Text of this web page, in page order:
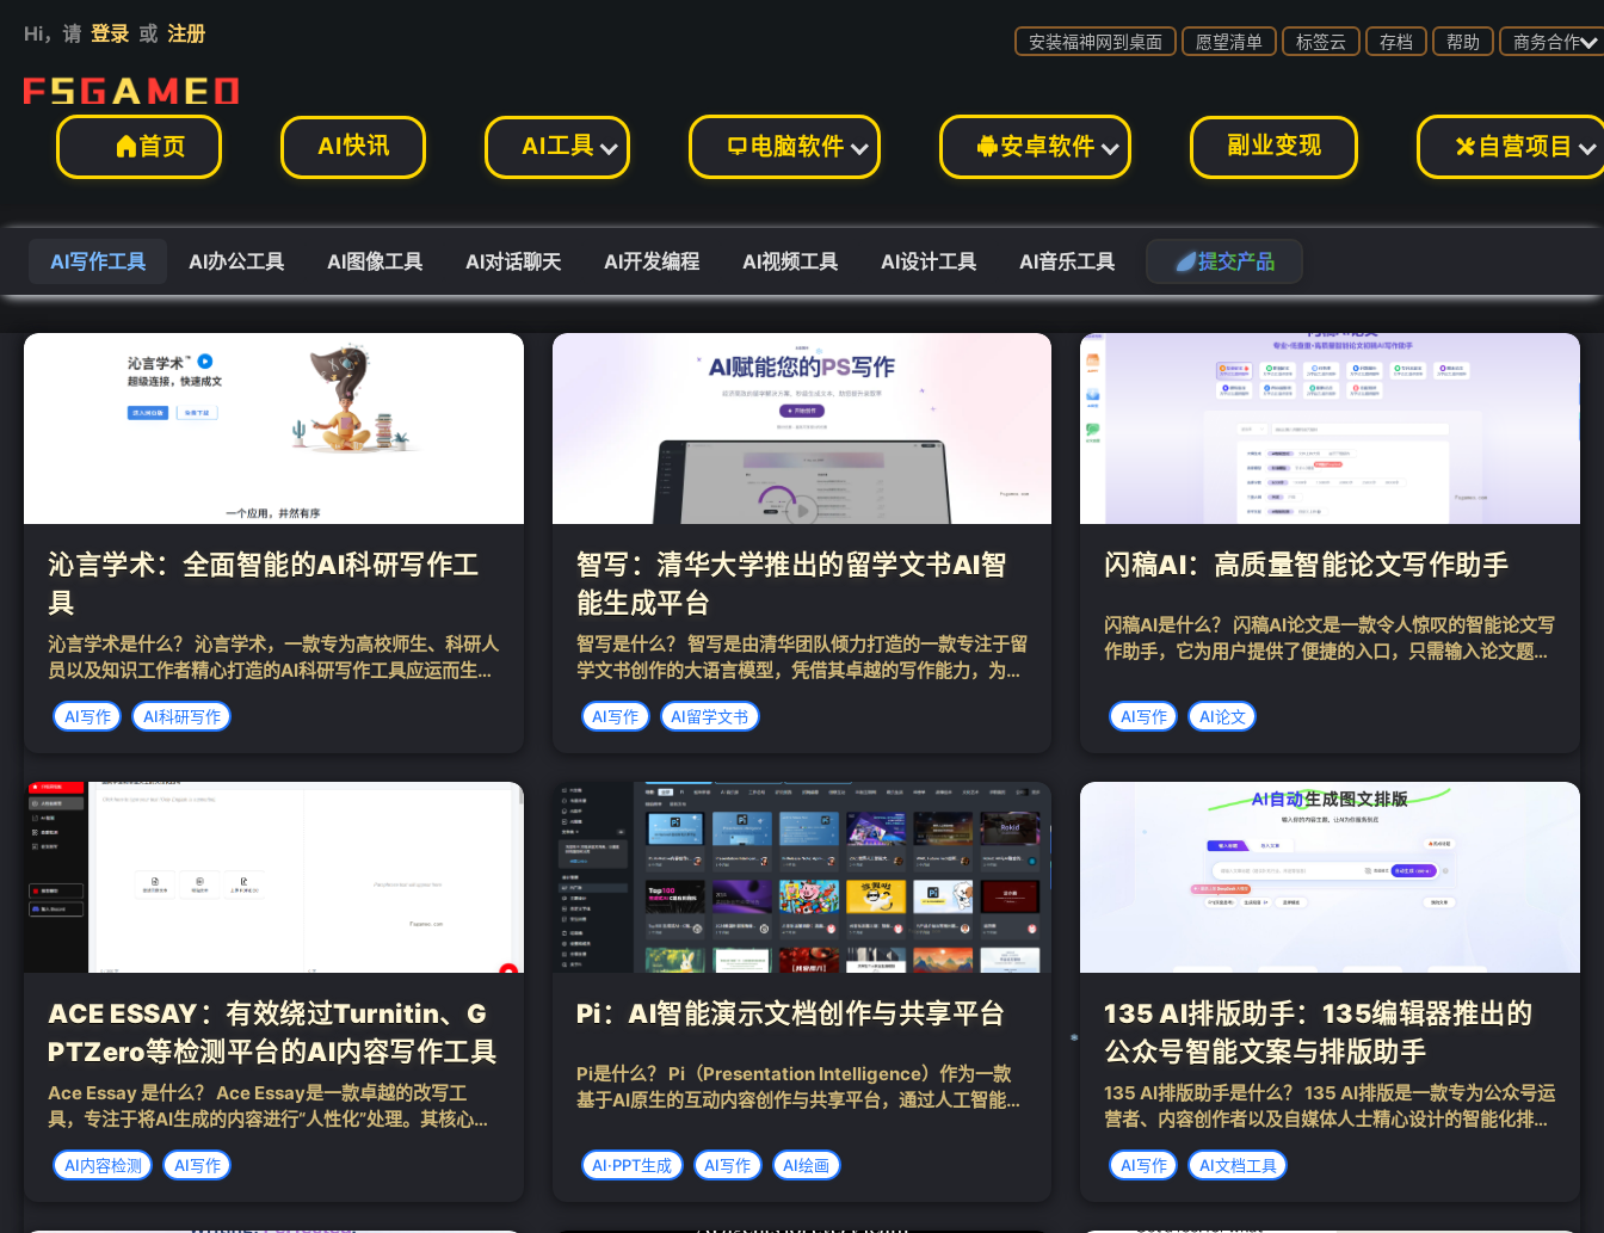
首页 AI快讯 AI工具  电脑软件 安卓软件 副业变现  自营项目
安装福神网到桌面 愿望清单 标签云 存档 帮助 商务合作
Hi，请 登录 或 注册
AI写作工具 AI办公工具 AI图像工具 AI对话聊天 AI开发编程 AI视频工具 AI设计工具 AI音乐工具 提交产品
沁言学术：全面智能的AI科研写作工
具
沁言学术是什么？ 沁言学术，一款专为高校师生、科研人
员以及知识工作者精心打造的AI科研写作工具应运而生。
它集文献管理、阅读理解、写作辅助以及AI搜索分析等多
种功能于一体，基于云端存储技术，并利用元数据抓取和
AI写作 AI科研写作
智写：清华大学推出的留学文书AI智
能生成平台
智写是什么？ 智写是由清华团队倾力打造的一款专注于留
学文书创作的大语言模型，凭借其卓越的写作能力，为广
大学子提供强大的文书支持。模型在开发过程中，深入分
析了超过五万篇成功申请美国常春藤盟校、英国G5集团
AI写作 AI留学文书
闪稿AI：高质量智能论文写作助手
闪稿AI是什么？ 闪稿AI论文是一款令人惊叹的智能论文写
作助手，它为用户提供了便捷的入口，只需输入论文题目
初稿。不仅如此，该工具还广泛适用于毕业论文、期刊论
文、开题报告以及任务书等多种论文类...
AI写作 AI论文
ACE ESSAY：有效绕过Turnitin、G
PTZero等检测平台的AI内容写作工具
Ace Essay 是什么？ Ace Essay是一款卓越的改写工
具，专注于将AI生成的内容进行“人性化”处理。其核心目
标在于帮助使用者顺利通过主流AI检测器的检测，如Turn
itin、GPTZero、Originality.ai和Zero...
AI内容检测 AI写作
Pi：AI智能演示文档创作与共享平台
Pi是什么？ Pi（Presentation Intelligence）作为一款
基于AI原生的互动内容创作与共享平台，通过人工智能技
方式生成内容，包括仅用一句话概括主题、从文件或URL
直接导...
AI·PPT生成 AI写作 AI绘画
135 AI排版助手：135编辑器推出的
公众号智能文案与排版助手
135 AI排版助手是什么？ 135 AI排版是一款专为公众号运
营者、内容创作者以及自媒体人士精心设计的智能化排版
工具。它依托先进的人工智能技术，能够智能地匹配最优
模板，提供新颖且引人注目的排版方案。用户只需输入文
AI写作 AI文档工具